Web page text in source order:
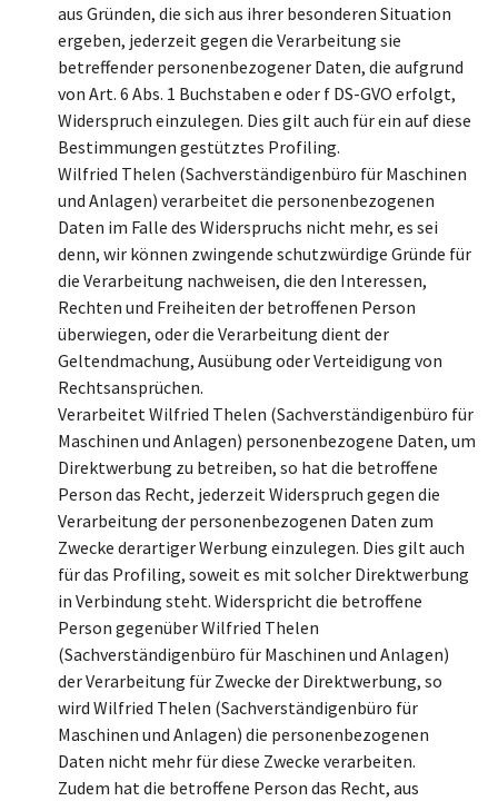
aus Gründen, die sich aus ihrer besonderen Situation
ergeben, jederzeit gegen die Verarbeitung sie
betreffender personenbezogener Daten, die aufgrund
von Art. 6 Abs. 1 Buchstaben e oder f DS-GVO erfolgt,
Widerspruch einzulegen. Dies gilt auch für ein auf diese
Bestimmungen gestütztes Profiling.
Wilfried Thelen (Sachverständigenbüro für Maschinen
und Anlagen) verarbeitet die personenbezogenen
Daten im Falle des Widerspruchs nicht mehr, es sei
denn, wir können zwingende schutzwürdige Gründe für
die Verarbeitung nachweisen, die den Interessen,
Rechten und Freiheiten der betroffenen Person
überwiegen, oder die Verarbeitung dient der
Geltendmachung, Ausübung oder Verteidigung von
Rechtsansprüchen.
Verarbeitet Wilfried Thelen (Sachverständigenbüro für
Maschinen und Anlagen) personenbezogene Daten, um
Direktwerbung zu betreiben, so hat die betroffene
Person das Recht, jederzeit Widerspruch gegen die
Verarbeitung der personenbezogenen Daten zum
Zwecke derartiger Werbung einzulegen. Dies gilt auch
für das Profiling, soweit es mit solcher Direktwerbung
in Verbindung steht. Widerspricht die betroffene
Person gegenüber Wilfried Thelen
(Sachverständigenbüro für Maschinen und Anlagen)
der Verarbeitung für Zwecke der Direktwerbung, so
wird Wilfried Thelen (Sachverständigenbüro für
Maschinen und Anlagen) die personenbezogenen
Daten nicht mehr für diese Zwecke verarbeiten.
Zudem hat die betroffene Person das Recht, aus